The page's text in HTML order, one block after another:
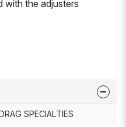
with the adjusters
SPECIALTIES